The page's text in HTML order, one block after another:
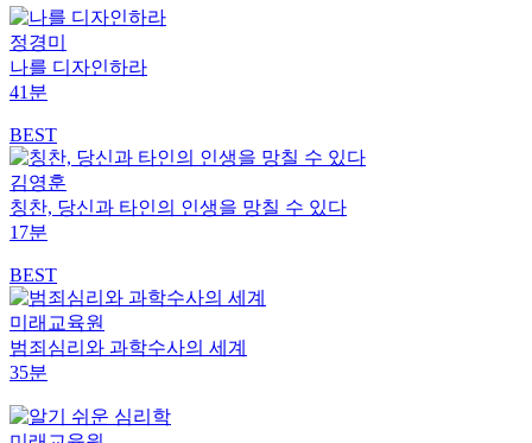
정경미
나를 디자인하라
41분
BEST
김영훈
칭찬, 당신과 타인의 인생을 망칠 수 있다
17분
BEST
미래교육원
범죄심리와 과학수사의 세계
35분